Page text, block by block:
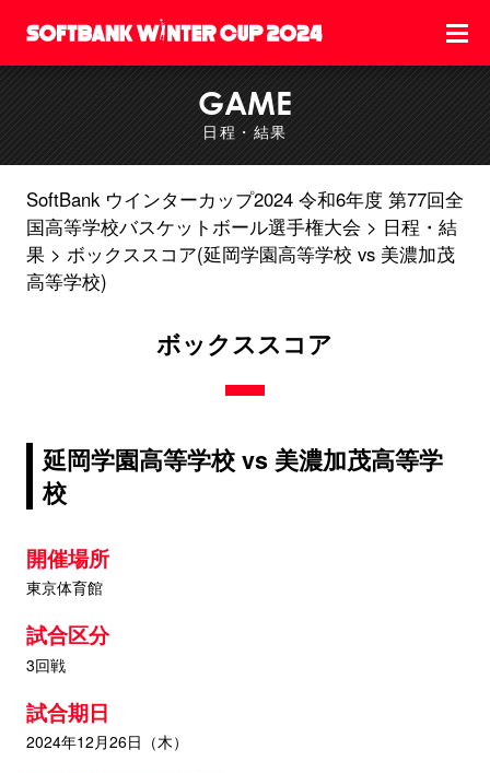
GAME
日程・結果
SoftBank ウインターカップ2024 令和6年度 第77回全
国高等学校バスケットボール選手権大会
日程・結
果
ボックススコア(延岡学園高等学校 vs 美濃加茂
高等学校)
ボックススコア
延岡学園高等学校 vs 美濃加茂高等学
校
開催場所
東京体育館
試合区分
3回戦
試合期日
2024年12月26日（木）